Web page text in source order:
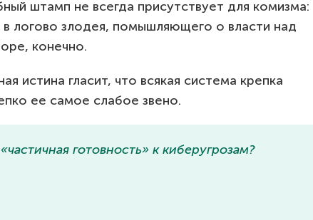
штамп не всегда присутствует для комизма:
логово злодея, помышляющего о власти над
конечно.
истина гласит, что всякая система крепка
ее самое слабое звено.
готовность» к киберугрозам?